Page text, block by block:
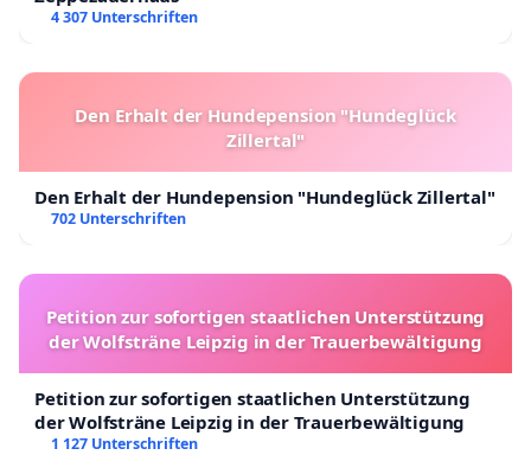
4 307 Unterschriften
Den Erhalt der Hundepension "Hundeglück
Zillertal"
Den Erhalt der Hundepension "Hundeglück Zillertal"
702 Unterschriften
Petition zur sofortigen staatlichen Unterstützung
der Wolfsträne Leipzig in der Trauerbewältigung
Petition zur sofortigen staatlichen Unterstützung
der Wolfsträne Leipzig in der Trauerbewältigung
1 127 Unterschriften